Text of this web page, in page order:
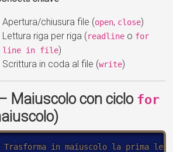
Apertura/chiusura file (open, close)
Lettura riga per riga (readline o for
line in file)
Scrittura in coda al file (write)
Maiuscolo con ciclo for